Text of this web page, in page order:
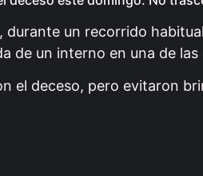
durante un recorrido
de un interno en una de
el deceso, pero evitaron